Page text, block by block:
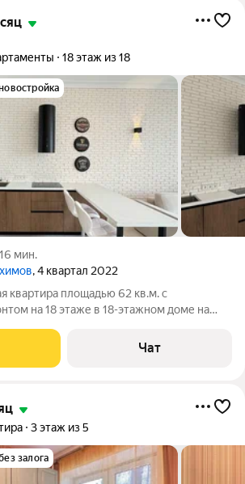
18 этаж из 18
16 мин.
, 4 квартал 2022
квартира площадью 62 кв.м. с
на 18 этаже в 18-этажном доме на
Чат
3 этаж из 5
залога